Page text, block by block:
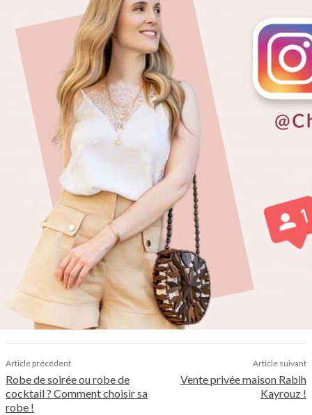
Article précédent
Robe de soirée ou robe de
cocktail ? Comment choisir sa
robe !
Article suivant
Vente privée maison Rabih
Kayrouz !